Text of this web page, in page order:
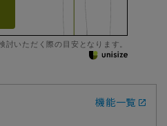
討いただく際の目安となります。
機能一覧